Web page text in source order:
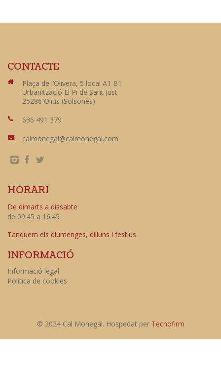
CONTACTE
Plaça de l’Olivera, 5 local A1 B1
Urbanització El Pi de Sant Just
25286 Olius (Solsonès)
636 491 379
calmonegal@calmonegal.com
HORARI
De dimarts a dissabte:
de 09:45 a 16:45
Tanquem els diumenges, dilluns i festius
INFORMACIÓ
Informació legal
Política de cookies
© 2024 Cal Monegal. Hospedat per Tecnofirm